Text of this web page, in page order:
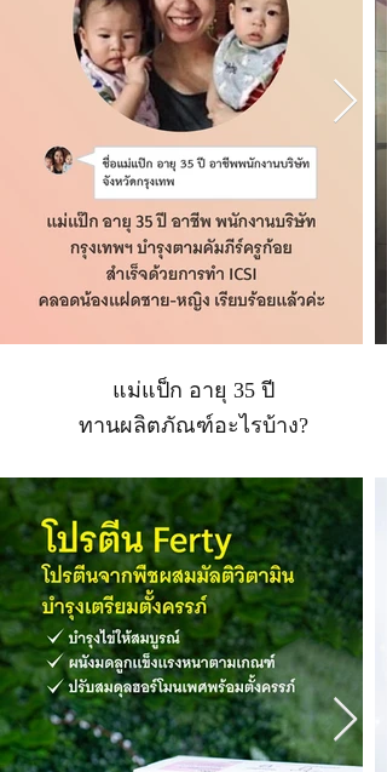
แม่แป็ก อายุ 35 ปี
ทานผลิตภัณฑ์อะไรบ้าง?